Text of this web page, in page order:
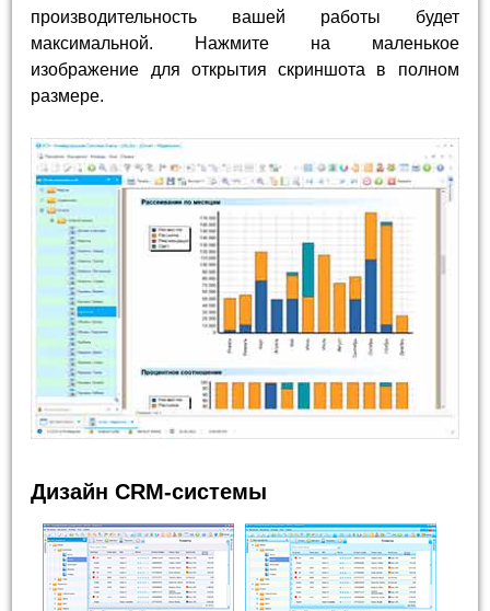
производительность вашей работы будет
максимальной. Нажмите на маленькое
изображение для открытия скриншота в полном
размере.
Дизайн CRM-системы